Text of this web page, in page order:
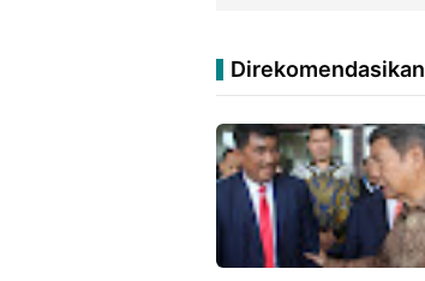
Direkomendasikan